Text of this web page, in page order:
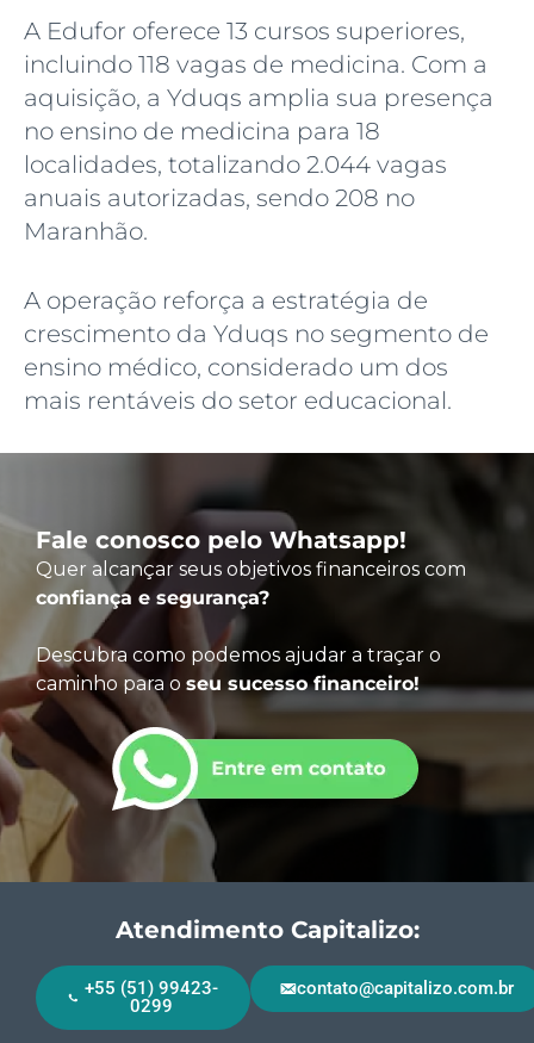
A Edufor oferece 13 cursos superiores,
incluindo 118 vagas de medicina. Com a
aquisição, a Yduqs amplia sua presença
no ensino de medicina para 18
localidades, totalizando 2.044 vagas
anuais autorizadas, sendo 208 no
Maranhão.
A operação reforça a estratégia de
crescimento da Yduqs no segmento de
ensino médico, considerado um dos
mais rentáveis do setor educacional.
Fale conosco pelo Whatsapp!
Quer alcançar seus objetivos financeiros com
confiança e segurança?
Descubra como podemos ajudar a traçar o
caminho para o seu sucesso financeiro!
Atendimento Capitalizo:
+55 (51) 99423-
0299
contato@capitalizo.com.br